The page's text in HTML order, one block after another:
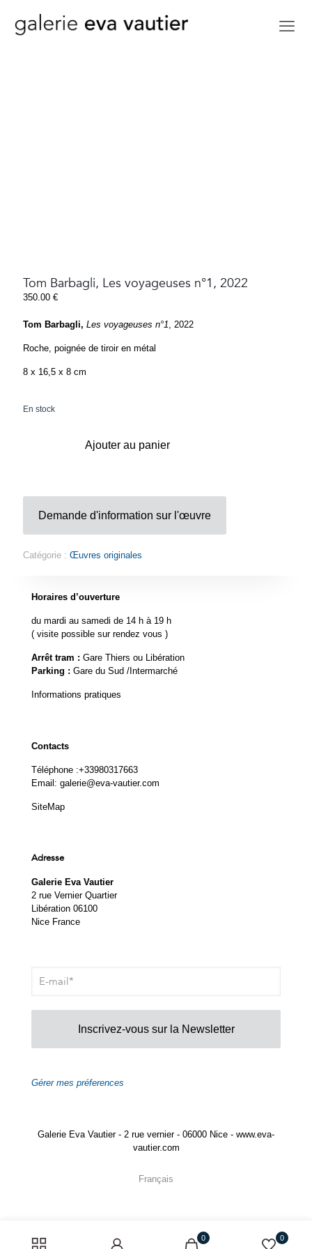
Tom Barbagli, Les voyageuses n°1, 2022
350.00 €
Tom Barbagli, Les voyageuses n°1 , 2022
Roche, poignée de tiroir en métal
8 x 16,5 x 8 cm
En stock
Ajouter au panier
Demande d'information sur l'œuvre
Catégorie : Œuvres originales
Horaires d’ouverture
du mardi au samedi de 14 h à 19 h
( visite possible sur rendez vous )
Arrêt tram : Gare Thiers ou Libération
Parking : Gare du Sud /Intermarché
Informations pratiques
Contacts
Téléphone :+33980317663
Email: galerie@eva-vautier.com
SiteMap
Adresse
Galerie Eva Vautier
2 rue Vernier Quartier
Libération 06100
Nice France
Inscrivez-vous sur la Newsletter
Gérer mes préferences
Galerie Eva Vautier - 2 rue vernier - 06000 Nice - www.eva-
vautier.com
Français
0 0